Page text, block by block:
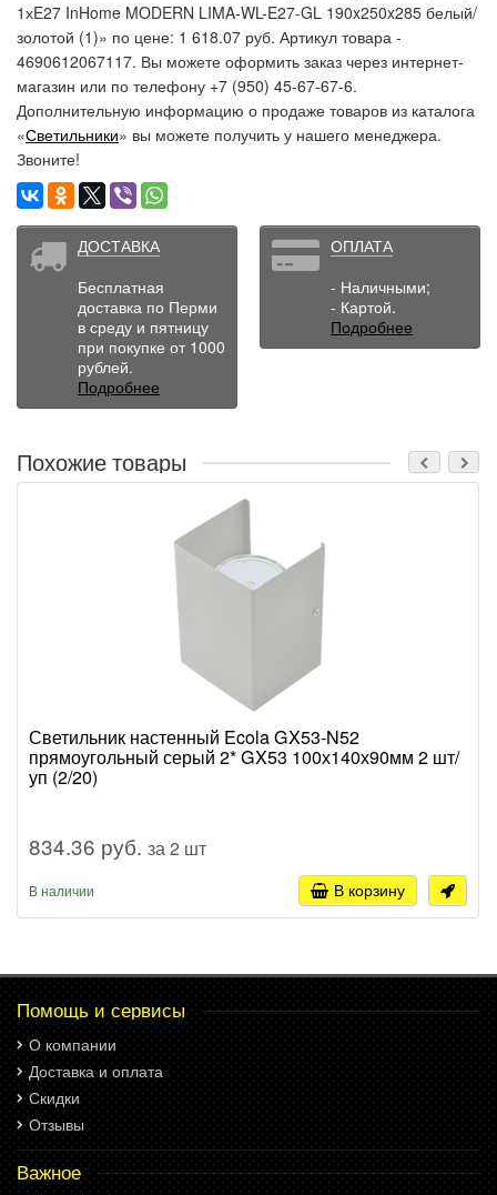
1хE27 InHome MODERN LIMA-WL-E27-GL 190x250x285 белый/
золотой (1)» по цене: 1 618.07 руб. Артикул товара -
4690612067117. Вы можете оформить заказ через интернет-
магазин или по телефону +7 (950) 45-67-67-6.
Дополнительную информацию о продаже товаров из каталога
«Светильники» вы можете получить у нашего менеджера.
Звоните!
ДОСТАВКА
Бесплатная
доставка по Перми
в среду и пятницу
при покупке от 1000
рублей.
Подробнее
ОПЛАТА
- Наличными;
- Картой.
Подробнее
Похожие товары
Светильник настенный Ecola GX53-N52
прямоугольный серый 2* GX53 100х140х90мм 2 шт/
уп (2/20)
834.36 руб. за 2 шт
В наличии В корзину
Помощь и сервисы
О компании
Доставка и оплата
Скидки
Отзывы
Важное